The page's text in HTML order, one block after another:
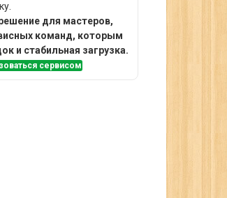
для мастеров,
команд, которым
и стабильная загрузка.
сервисом